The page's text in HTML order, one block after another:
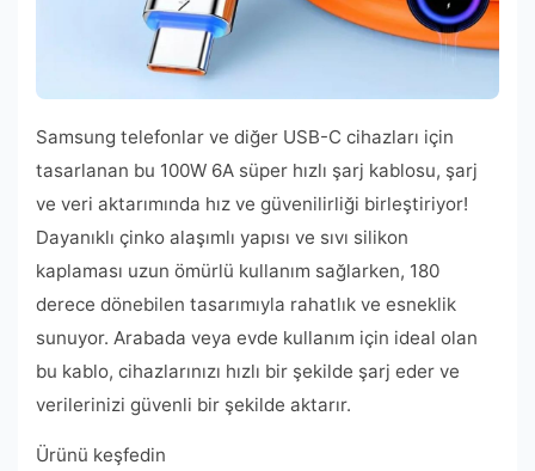
Samsung telefonlar ve diğer USB-C cihazları için
tasarlanan bu 100W 6A süper hızlı şarj kablosu, şarj
ve veri aktarımında hız ve güvenilirliği birleştiriyor!
Dayanıklı çinko alaşımlı yapısı ve sıvı silikon
kaplaması uzun ömürlü kullanım sağlarken, 180
derece dönebilen tasarımıyla rahatlık ve esneklik
sunuyor. Arabada veya evde kullanım için ideal olan
bu kablo, cihazlarınızı hızlı bir şekilde şarj eder ve
verilerinizi güvenli bir şekilde aktarır.
Ürünü keşfedin